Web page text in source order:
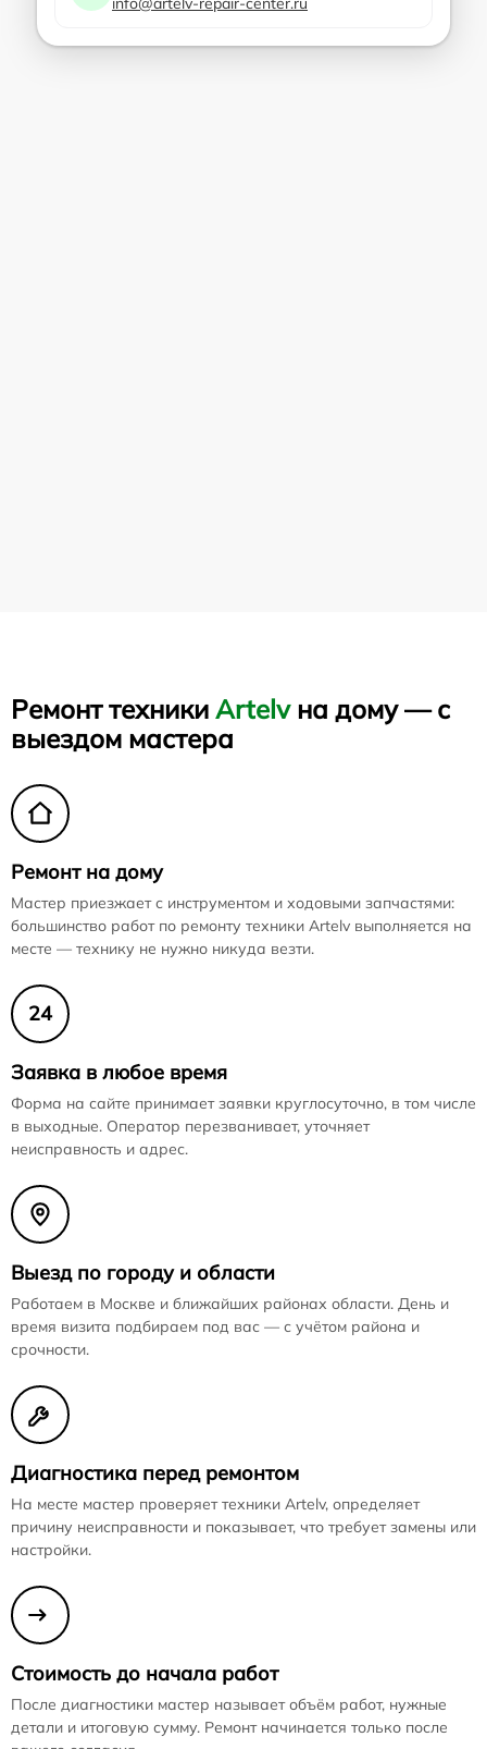
Ремонт техники Artelvна дому — с
выездом мастера
Ремонт на дому
Мастер приезжает с инструментом и ходовыми запчастями:
большинство работ по ремонту техники Artelv выполняется на
месте — технику не нужно никуда везти.
24
Заявка в любое время
Форма на сайте принимает заявки круглосуточно, в том числе
в выходные. Оператор перезванивает, уточняет
неисправность и адрес.
Выезд по городу и области
Работаем в Москве и ближайших районах области. День и
время визита подбираем под вас — с учётом района и
срочности.
Диагностика перед ремонтом
На месте мастер проверяет техники Artelv, определяет
причину неисправности и показывает, что требует замены или
настройки.
Стоимость до начала работ
После диагностики мастер называет объём работ, нужные
детали и итоговую сумму. Ремонт начинается только после